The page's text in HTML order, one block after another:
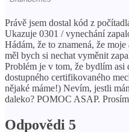
Právě jsem dostal kód z
Ukazuje 0301 / vynechání
Hádám, že to znamená, že
měl bych si nechat vyměnit
Problém je v tom, že bydlím asi
dostupného certifikovaného
nějaké máme!) Nevím, jestli
daleko? POMOC ASAP.
Odpovědi 5